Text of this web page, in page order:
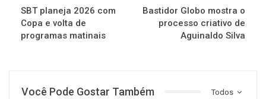
SBT planeja 2026 com
Copa e volta de
programas matinais
Bastidor Globo mostra o
processo criativo de
Aguinaldo Silva
Todos
Você Pode Gostar Também